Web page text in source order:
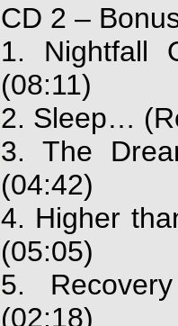
CD 2 –
1. Nightfall
(08:11)
2. Sleep…
3. The
(04:42)
4. Higher
(05:05)
5.
(02:18)